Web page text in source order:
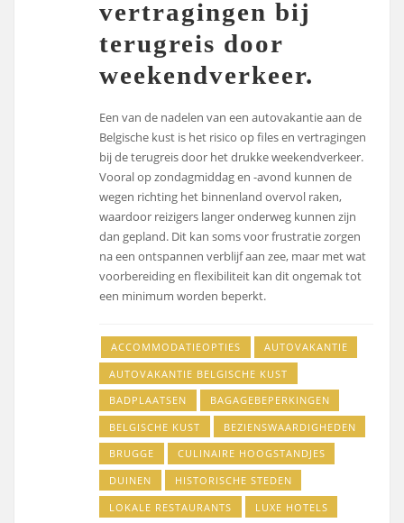
vertragingen bij
terugreis door
weekendverkeer.
Een van de nadelen van een autovakantie aan de
Belgische kust is het risico op files en vertragingen
bij de terugreis door het drukke weekendverkeer.
Vooral op zondagmiddag en -avond kunnen de
wegen richting het binnenland overvol raken,
waardoor reizigers langer onderweg kunnen zijn
dan gepland. Dit kan soms voor frustratie zorgen
na een ontspannen verblijf aan zee, maar met wat
voorbereiding en flexibiliteit kan dit ongemak tot
een minimum worden beperkt.
ACCOMMODATIEOPTIES
AUTOVAKANTIE
AUTOVAKANTIE BELGISCHE KUST
BADPLAATSEN
BAGAGEBEPERKINGEN
BELGISCHE KUST
BEZIENSWAARDIGHEDEN
BRUGGE
CULINAIRE HOOGSTANDJES
DUINEN
HISTORISCHE STEDEN
LOKALE RESTAURANTS
LUXE HOTELS